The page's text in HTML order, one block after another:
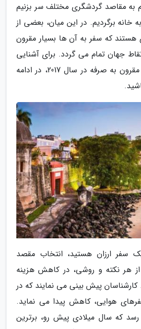
به مقاصد گردشگری مختلف سر بزنیم
برگردیم. در این میان، بعضی از
که سفر به آن ها بسیار مقرون
جهان تمام می گردد. برای آشنایی
با مقاصد گردشگری مقرون به صرفه در سال 2017، در ادامه
سفر ارزان هستید، انتخاب مقصد
از هر نکته و روشی، در کاهش هزینه
پیش بینی می نمایند که در
سفرهای هوایی، کاهش پیدا می نماید.
رسد که سال میلادی پیش رو، برترین